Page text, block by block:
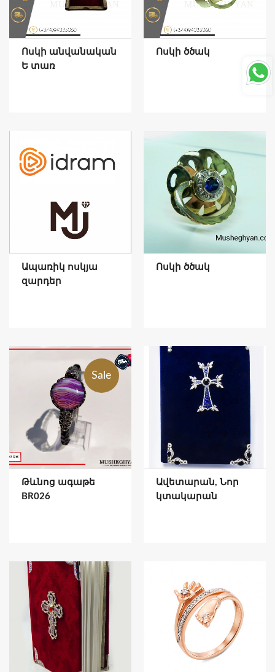
Ոսկի անվանական
Ե տառ
Ոսկի ծծակ
Ապառիկ ոսկյա
զարդեր
Ոսկի ծծակ
Sale
Թևնոց ագաթե
BR026
Ավետարան, Նոր
կտակարան